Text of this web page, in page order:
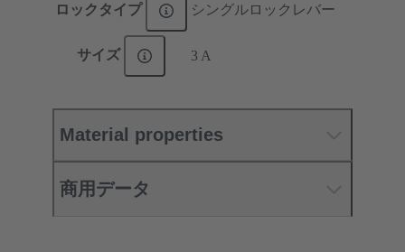
ロックタイプ シングルロックレバー
サイズ 3 A
Material properties
商用データ